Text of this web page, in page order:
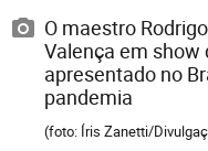
O maestro
Valença em show
apresentado no
pandemia
(foto: Íris Zanetti/